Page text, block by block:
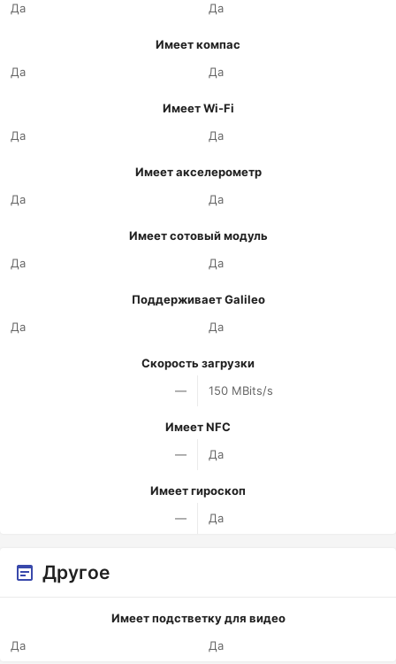
Да
Да
Имеет компас
Да
Да
Имеет Wi-Fi
Да
Да
Имеет акселерометр
Да
Да
Имеет сотовый модуль
Да
Да
Поддерживает Galileo
Да
Да
Скорость загрузки
—
150 MBits/s
Имеет NFC
—
Да
Имеет гироскоп
—
Да
Другое
Имеет подстветку для видео
Да
Да